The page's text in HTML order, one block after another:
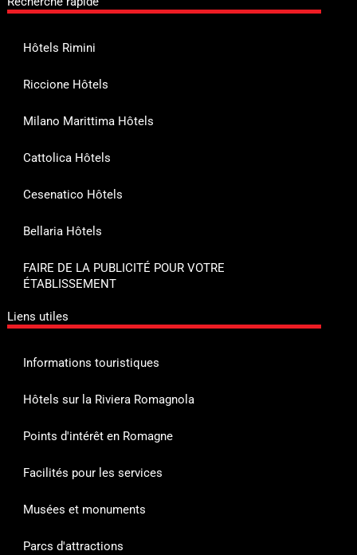
Hôtels Rimini
Riccione Hôtels
Milano Marittima Hôtels
Cattolica Hôtels
Cesenatico Hôtels
Bellaria Hôtels
FAIRE DE LA PUBLICITÉ POUR VOTRE
ÉTABLISSEMENT
Liens utiles
Informations touristiques
Hôtels sur la Riviera Romagnola
Points d'intérêt en Romagne
Facilités pour les services
Musées et monuments
Parcs d'attractions